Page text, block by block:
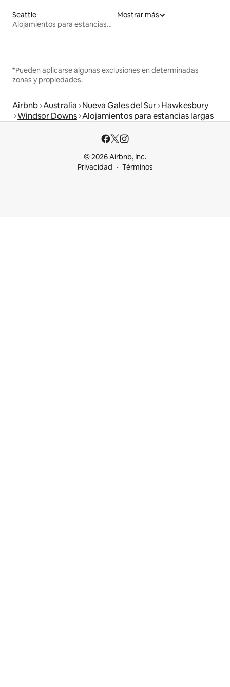
Seattle
Alojamientos para estancias largas
Mostrar más
*Pueden aplicarse algunas exclusiones en determinadas
zonas y propiedades.
Airbnb Australia Nueva Gales del Sur Hawkesbury
Windsor Downs Alojamientos para estancias largas
© 2026 Airbnb, Inc.
Privacidad
Términos